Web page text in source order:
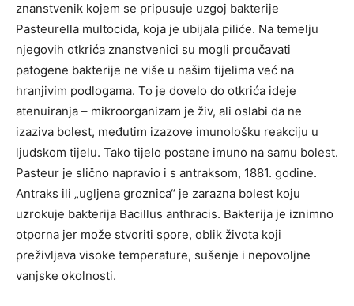
znanstvenik kojem se pripusuje uzgoj bakterije
Pasteurella multocida, koja je ubijala piliće. Na temelju
njegovih otkrića znanstvenici su mogli proučavati
patogene bakterije ne više u našim tijelima već na
hranjivim podlogama. To je dovelo do otkrića ideje
atenuiranja – mikroorganizam je živ, ali oslabi da ne
izaziva bolest, međutim izazove imunološku reakciju u
ljudskom tijelu. Tako tijelo postane imuno na samu bolest.
Pasteur je slično napravio i s antraksom, 1881. godine.
Antraks ili „ugljena groznica“ je zarazna bolest koju
uzrokuje bakterija Bacillus anthracis. Bakterija je iznimno
otporna jer može stvoriti spore, oblik života koji
preživljava visoke temperature, sušenje i nepovoljne
vanjske okolnosti.